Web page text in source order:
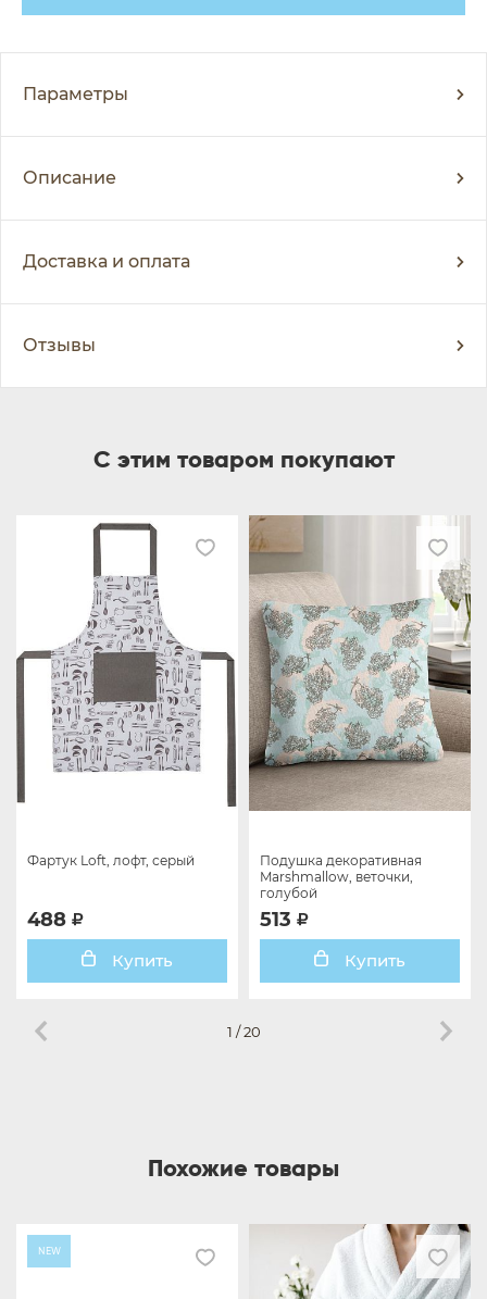
Параметры
Описание
Доставка и оплата
Отзывы
С этим товаром покупают
Фартук Loft, лофт, серый
488
Купить
Подушка декоративная
Marshmallow, веточки,
голубой
513
Купить
1 /20
Похожие товары
NEW